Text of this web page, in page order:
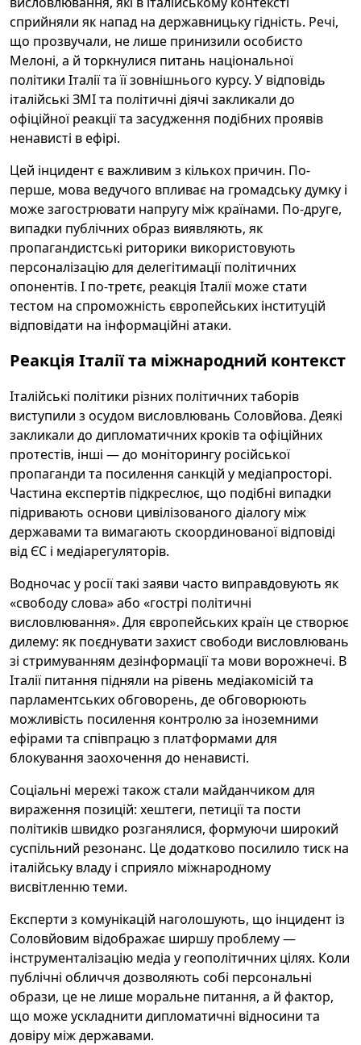
сприйняли як напад на державницьку гідність. Речі,
що прозвучали, не лише принизили особисто
Мелоні, а й торкнулися питань національної
політики Італії та її зовнішнього курсу. У відповідь
італійські ЗМІ та політичні діячі закликали до
офіційної реакції та засудження подібних проявів
ненависті в ефірі.
Цей інцидент є важливим з кількох причин. По-
перше, мова ведучого впливає на громадську думку і
може загострювати напругу між країнами. По-друге,
випадки публічних образ виявляють, як
пропагандистські риторики використовують
персоналізацію для делегітимації політичних
опонентів. І по-третє, реакція Італії може стати
тестом на спроможність європейських інституцій
відповідати на інформаційні атаки.
Реакція Італії та міжнародний контекст
Італійські політики різних політичних таборів
виступили з осудом висловлювань Соловйова. Деякі
закликали до дипломатичних кроків та офіційних
протестів, інші — до моніторингу російської
пропаганди та посилення санкцій у медіапросторі.
Частина експертів підкреслює, що подібні випадки
підривають основи цивілізованого діалогу між
державами та вимагають скоординованої відповіді
від ЄС і медіарегуляторів.
Водночас у росії такі заяви часто виправдовують як
«свободу слова» або «гострі політичні
висловлювання». Для європейських країн це створює
дилему: як поєднувати захист свободи висловлювань
зі стримуванням дезінформації та мови ворожнечі. В
Італії питання підняли на рівень медіакомісій та
парламентських обговорень, де обговорюють
можливість посилення контролю за іноземними
ефірами та співпрацю з платформами для
блокування заохочення до ненависті.
Соціальні мережі також стали майданчиком для
вираження позицій: хештеги, петиції та пости
політиків швидко розганялися, формуючи широкий
суспільний резонанс. Це додатково посилило тиск на
італійську владу і сприяло міжнародному
висвітленню теми.
Експерти з комунікацій наголошують, що інцидент із
Соловйовим відображає ширшу проблему —
інструменталізацію медіа у геополітичних цілях. Коли
публічні обличчя дозволяють собі персональні
образи, це не лише моральне питання, а й фактор,
що може ускладнити дипломатичні відносини та
довіру між державами.